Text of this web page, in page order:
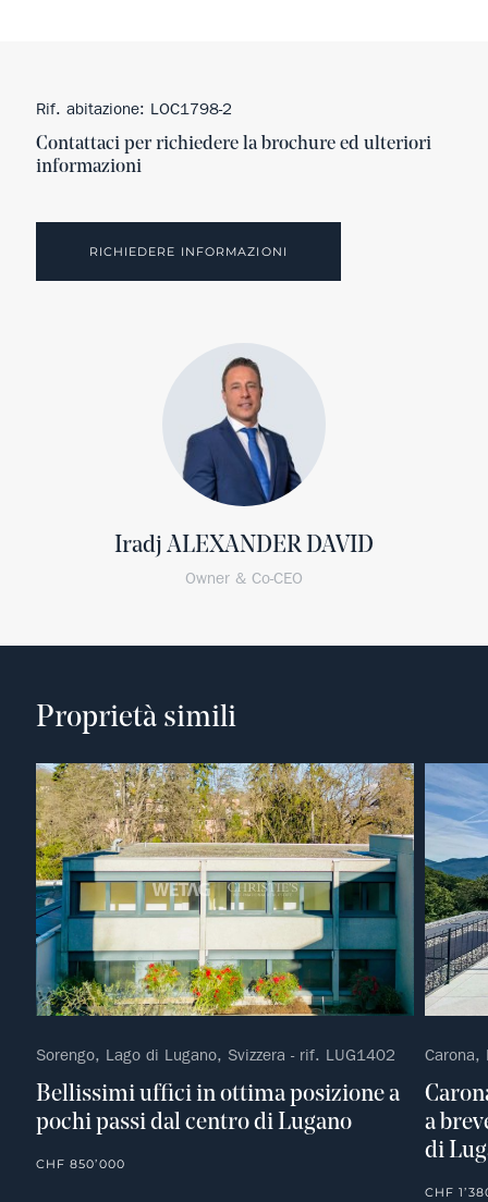
Rif. abitazione: LOC1798-2
Contattaci per richiedere la brochure ed ulteriori
informazioni
RICHIEDERE INFORMAZIONI
Iradj ALEXANDER DAVID
Owner & Co-CEO
Proprietà simili
Sorengo, Lago di Lugano, Svizzera - rif. LUG1402
Bellissimi uffici in ottima posizione a
pochi passi dal centro di Lugano
CHF 850’000
Carona,
a
di
CHF